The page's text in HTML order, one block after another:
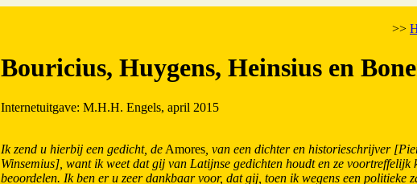
>>
Bouricius, Huygens, Heinsius en
Internetuitgave: M.H.H. Engels, april 2015
Ik zend u hierbij een gedicht, de Amores , van een dichter en historieschrijver
Winsemius], want ik weet dat gij van Latijnse gedichten houdt en ze voortreffelijk
beoordelen. Ik ben er u zeer dankbaar voor, dat gij, toen ik wegens een politieke